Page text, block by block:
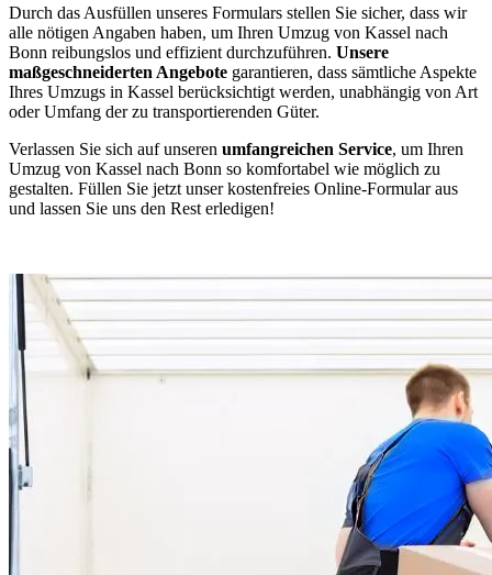
Durch das Ausfüllen unseres Formulars stellen Sie sicher, dass wir
alle nötigen Angaben haben, um Ihren Umzug von Kassel nach
Bonn reibungslos und effizient durchzuführen. Unsere
maßgeschneiderten Angebote garantieren, dass sämtliche Aspekte
Ihres Umzugs in Kassel berücksichtigt werden, unabhängig von Art
oder Umfang der zu transportierenden Güter.
Verlassen Sie sich auf unseren umfangreichen Service, um Ihren
Umzug von Kassel nach Bonn so komfortabel wie möglich zu
gestalten. Füllen Sie jetzt unser kostenfreies Online-Formular aus
und lassen Sie uns den Rest erledigen!